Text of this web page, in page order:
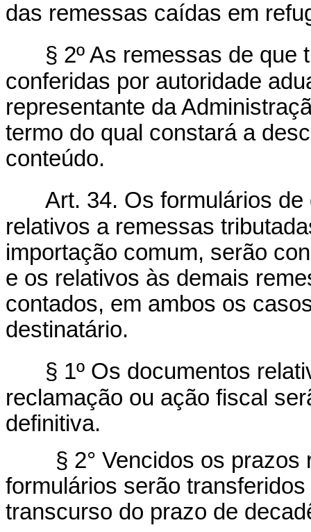
das remessas caídas em
§ 2º As remessas de que
conferidas por autoridade
representante da
termo do qual constará a
conteúdo.
Art. 34. Os formulários
relativos a remessas
importação comum, serão
e os relativos às demais
contados, em ambos os
destinatário.
§ 1º Os documentos
reclamação ou ação fiscal
definitiva.
§ 2° Vencidos os prazos
formulários serão
transcurso do prazo de